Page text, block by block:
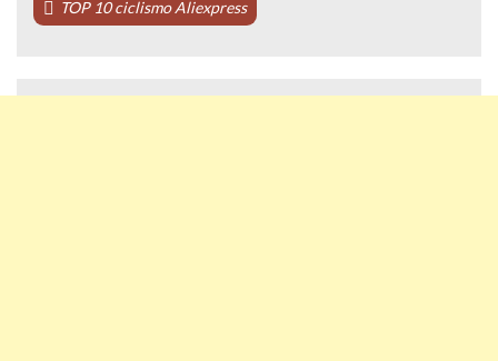
TOP 10 ciclismo Aliexpress